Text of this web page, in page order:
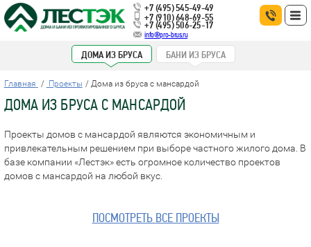
+7 (495) 545-49-49
+7 (910) 648-69-55
+7 (495) 506-25-17
info@pro-brus.ru
ДОМА ИЗ БРУСА БАНИ ИЗ БРУСА
Главная Проекты Дома из бруса с мансардой
ДОМА ИЗ БРУСА С МАНСАРДОЙ
Проекты домов с мансардой являются экономичным и
привлекательным решением при выборе частного жилого дома. В
базе компании «Лестэк» есть огромное количество проектов
домов с мансардой на любой вкус.
ПОСМОТРЕТЬ ВСЕ ПРОЕКТЫ